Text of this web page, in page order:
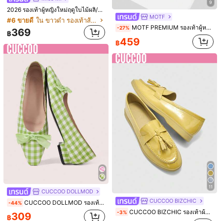
h***1 สี: ทองคำสีกุหลาบ / ไซส์: CN39
REALLY !!!!!!!!!!!!!!!!!!!!!!!!!!!
มีประโยชน์(0)
O***2
Bought thisforafriend withthem
มีประโยชน์
v***e สี: สีทอง / ไซส์: CN37
Theyaresosweetandcomfortable love them.
มีประโยชน์
สี: ทองคำสีกุหลาบ / ไซส์: CN39
Thequalityhasbeenbetterthan expectedfor price .I ' ve
learnedtocheck thesizeguide andcustomerreviewsbefore
helped megetclothes thatfitwell.The
2026 รองเท้าผู้หญิงใหม่ฤดูใบไม้ผลิ/ฤดูร้อน, รองเท้าบัลเลต์ตกแต่งโบว์, ลายจุด
#6 ขายดี
ใน ขาวดำ รองเท้าส้นเตี้ยสตรี
฿369
CUCCOO DOLLMOD
-44% CUCCOO DOLLMOD รองเท้าส้นเตี้ยหัวเหลี่ยมลายสก๊อตสีเขียวและขาวสำหรับผู้หญิง, รองเท้าส้นแบนผูกโบว์ผ้าซาติน, รองเท้าผู้หญิงที่สดใหม่และหวานสำหรับการเดินทางประจำวัน
฿309
9
MOTF
-27% MOTF PREMIUM รองเท้าผู้หญิงแฟชั่นฝรั่งเศสใหม่ รองเท้าแมรี่เจนแบบส้นแบนหัวเหลี่ยมแบบทอสองชั้น, อเนกประสงค์, สวมใส่สบาย, เบาและระบายอากาศได้ดี, สไตล์นางฟ้าเรียบง่าย อารมณ์สง่างามและรองเท้าสลิปออนระดับไฮเอนด์
฿459
11
CUCCOO BIZCHIC
-3% CUCCOO BIZCHIC รองเท้าผ้าใบกีฬาแบบสวมลำลองสำหรับผู้หญิง รองเท้าฤดูใบไม้ผลิสำหรับวันหยุดฤดูใบไม้ผลิและอีสเตอร์